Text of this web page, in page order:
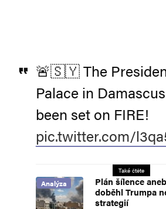
🚨🇸🇾 The
Palace in
been set on FIRE!
pic.twitter.com/
Také čtěte
Analýza
Plán šílence
doběhl Trumpa
strategií